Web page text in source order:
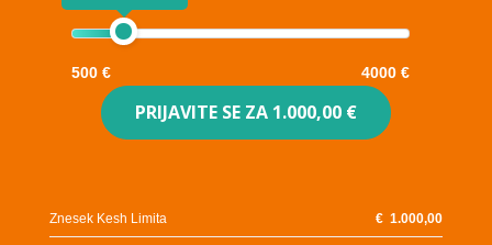
500 € 4000 €
PRIJAVITE SE ZA 1.000,00 €
Znesek Kesh Limita €1.000,00